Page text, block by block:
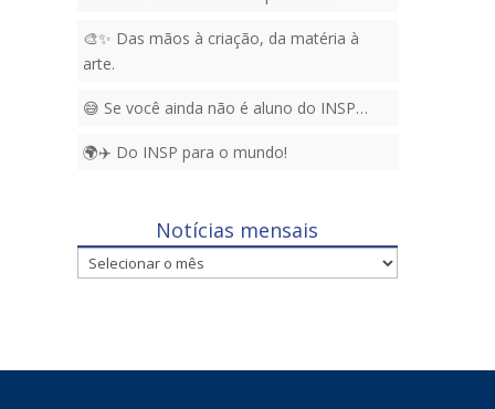
🎨✨ Das mãos à criação, da matéria à
arte.
😅 Se você ainda não é aluno do INSP…
🌍✈️ Do INSP para o mundo!
Notícias mensais
Notícias
mensais